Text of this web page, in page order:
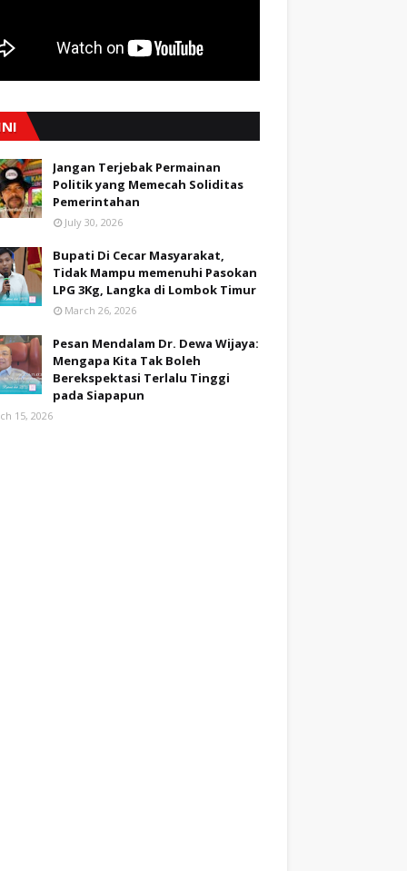
Jangan Terjebak Permainan
Politik yang Memecah Soliditas
Pemerintahan
July 30, 2026
Bupati Di Cecar Masyarakat,
Tidak Mampu memenuhi Pasokan
LPG 3Kg, Langka di Lombok Timur
March 26, 2026
Pesan Mendalam Dr. Dewa Wijaya:
Mengapa Kita Tak Boleh
Berekspektasi Terlalu Tinggi
pada Siapapun
15, 2026